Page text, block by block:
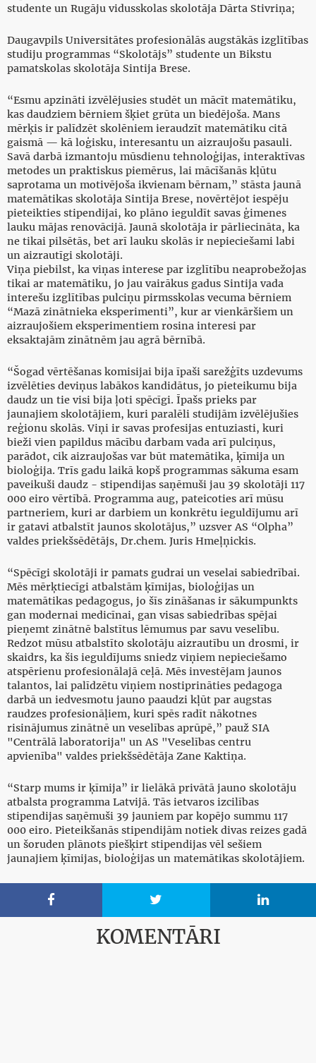
studente un Rugāju vidusskolas skolotāja Dārta Stivriņa;
Daugavpils Universitātes profesionālās augstākās izglītības
studiju programmas “Skolotājs” studente un Bikstu
pamatskolas skolotāja Sintija Brese.
“Esmu apzināti izvēlējusies studēt un mācīt matemātiku,
kas daudziem bērniem šķiet grūta un biedējoša. Mans
mērķis ir palīdzēt skolēniem ieraudzīt matemātiku citā
gaismā — kā loģisku, interesantu un aizraujošu pasauli.
Savā darbā izmantoju mūsdienu tehnoloģijas, interaktīvas
metodes un praktiskus piemērus, lai mācīšanās kļūtu
saprotama un motivējoša ikvienam bērnam,” stāsta jaunā
matemātikas skolotāja Sintija Brese, novērtējot iespēju
pieteikties stipendijai, ko plāno ieguldīt savas ģimenes
lauku mājas renovācijā. Jaunā skolotāja ir pārliecināta, ka
ne tikai pilsētās, bet arī lauku skolās ir nepieciešami labi
un aizrautīgi skolotāji.
Viņa piebilst, ka viņas interese par izglītību neaprobežojas
tikai ar matemātiku, jo jau vairākus gadus Sintija vada
interešu izglītības pulciņu pirmsskolas vecuma bērniem
“Mazā zinātnieka eksperimenti”, kur ar vienkāršiem un
aizraujošiem eksperimentiem rosina interesi par
eksaktajām zinātnēm jau agrā bērnībā.
“Šogad vērtēšanas komisijai bija īpaši sarežģīts uzdevums
izvēlēties deviņus labākos kandidātus, jo pieteikumu bija
daudz un tie visi bija ļoti spēcīgi. Īpašs prieks par
jaunajiem skolotājiem, kuri paralēli studijām izvēlējušies
reģionu skolās. Viņi ir savas profesijas entuziasti, kuri
bieži vien papildus mācību darbam vada arī pulciņus,
parādot, cik aizraujošas var būt matemātika, ķīmija un
bioloģija. Trīs gadu laikā kopš programmas sākuma esam
paveikuši daudz - stipendijas saņēmuši jau 39 skolotāji 117
000 eiro vērtībā. Programma aug, pateicoties arī mūsu
partneriem, kuri ar darbiem un konkrētu ieguldījumu arī
ir gatavi atbalstīt jaunos skolotājus,” uzsver AS “Olpha”
valdes priekšsēdētājs, Dr.chem. Juris Hmeļņickis.
“Spēcīgi skolotāji ir pamats gudrai un veselai sabiedrībai.
Mēs mērķtiecīgi atbalstām ķīmijas, bioloģijas un
matemātikas pedagogus, jo šīs zināšanas ir sākumpunkts
gan modernai medicīnai, gan visas sabiedrības spējai
pieņemt zinātnē balstītus lēmumus par savu veselību.
Redzot mūsu atbalstīto skolotāju aizrautību un drosmi, ir
skaidrs, ka šis ieguldījums sniedz viņiem nepieciešamo
atspērienu profesionālajā ceļā. Mēs investējam jaunos
talantos, lai palīdzētu viņiem nostiprināties pedagoga
darbā un iedvesmotu jauno paaudzi kļūt par augstas
raudzes profesionāļiem, kuri spēs radīt nākotnes
risinājumus zinātnē un veselības aprūpē,” pauž SIA
"Centrālā laboratorija" un AS "Veselības centru
apvienība" valdes priekšsēdētāja Zane Kaktiņa.
“Starp mums ir ķīmija” ir lielākā privātā jauno skolotāju
atbalsta programma Latvijā. Tās ietvaros izcilības
stipendijas saņēmuši 39 jauniem par kopējo summu 117
000 eiro. Pieteikšanās stipendijām notiek divas reizes gadā
un šoruden plānots piešķirt stipendijas vēl sešiem
jaunajiem ķīmijas, bioloģijas un matemātikas skolotājiem.
  
KOMENTĀRI